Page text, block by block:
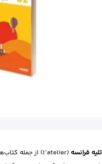
فرانسه (l’atelier) از جمله کتاب‌های آموزشی معتبری است که در ایران برای